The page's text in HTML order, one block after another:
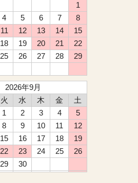
1
4 5 6 7
8
11 12 13 14
15
18 19 20 21
22
25 26 27 28
29
2026年9月
火 水 木 金
土
1
2 3 4
5
8 9 10 11
12
15 16 17 18
19
22 23 24 25
26
29
30